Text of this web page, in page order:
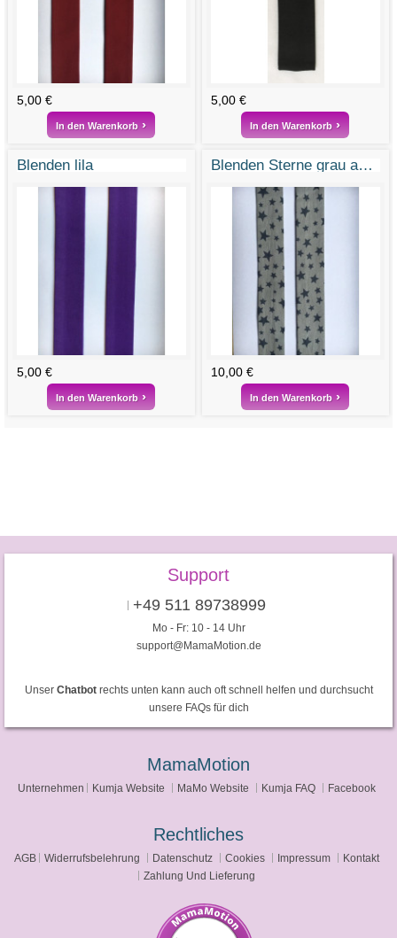
5,00 €
In den Warenkorb
5,00 €
In den Warenkorb
Blenden lila
5,00 €
In den Warenkorb
Blenden Sterne grau auf hellgrau
10,00 €
In den Warenkorb
Support
+49 511 89738999
Mo - Fr: 10 - 14 Uhr
support@MamaMotion.de
Unser Chatbotrechts unten kann auch oft schnell helfen und durchsucht
unsere FAQs für dich
MamaMotion
Unternehmen Kumja Website MaMo Website Kumja FAQ Facebook
Rechtliches
AGB Widerrufsbelehrung Datenschutz Cookies Impressum
Kontakt
Zahlung Und Lieferung